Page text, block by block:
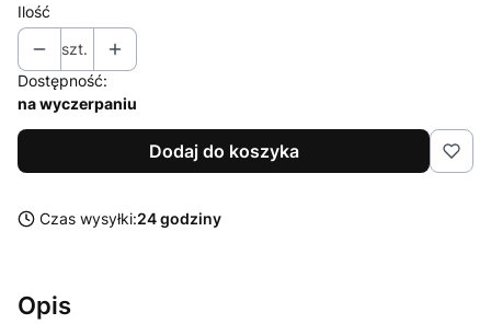
Ilość
szt.
Dostępność:
na wyczerpaniu
Dodaj do koszyka
Czas wysyłki:24 godziny
Opis